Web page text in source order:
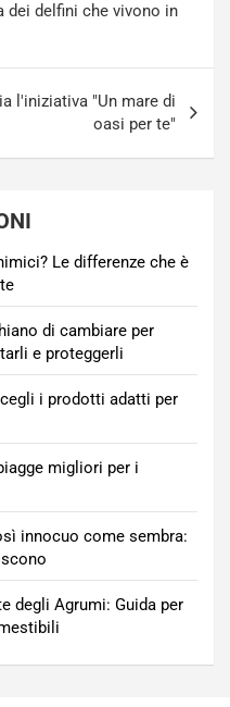
dei delfini che vivono in
l'iniziativa "Un mare di
oasi per te"
Le differenze che è
di cambiare per
e proteggerli
i prodotti adatti per
migliori per i
innocuo come sembra:
degli Agrumi: Guida per